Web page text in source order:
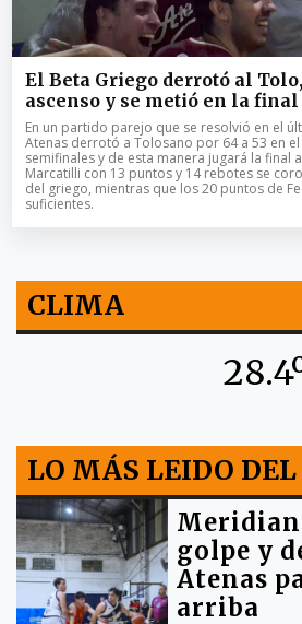
El Beta Griego derrotó al
ascenso y se metió en la final
En un partido parejo que se resolvió en el
Atenas derrotó a Tolosano por 64 a 53 en
semifinales y de esta manera jugará la final
Marcatilli con 13 puntos y 14 rebotes se
del griego, mientras que los 20 puntos de
suficientes.
CLIMA
LO MÁS LEIDO
golpe y
Atenas
arriba